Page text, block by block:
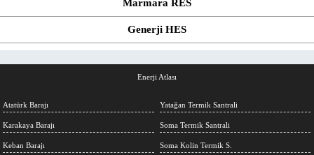
Marmara RES
Generji HES
Enerji Atlası
Atatürk Barajı
Karakaya Barajı
Keban Barajı
Yatağan Termik Santrali
Soma Termik Santrali
Soma Kolin Termik S.